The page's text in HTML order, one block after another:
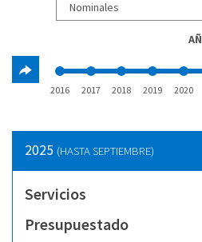
2016 2017 2018 2019 2020
2025 (HASTA SEPTIEMBRE)
Servicios
Presupuestado